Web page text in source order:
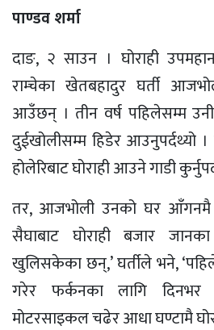
पाण्डव शर्मा
दाङ, २ साउन । घोराही
राम्चेका खेतबहादुर घर्ती
आउँछन् । तीन वर्ष पहिलेसम्म
दुईखोलीसम्म हिडेर आउनुपर्दथ्यो
होलेरिबाट घोराही आउने गाडी
तर, आजभोली उनको घर आँगनमै
सैघाबाट घोराही बजार
खुलिसकेका छन्,’ घर्तीले भने,
गरेर फर्कनका लागि दिनभर
मोटरसाइकल चढेर आधा घण्टामै